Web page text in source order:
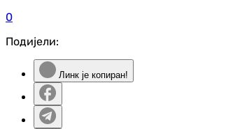
0
Подијели:
Линк је копиран!